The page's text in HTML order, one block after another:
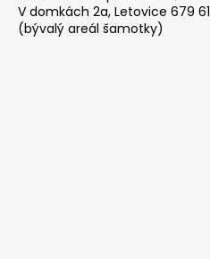
V domkách 2a, Letovice 679 61
(bývalý areál šamotky)